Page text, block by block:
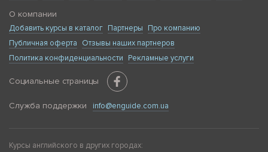
О компании
Добавить курсы в каталог Партнеры
Про компанию
Публичная оферта
Отзывы наших партнеров
Политика конфиденциальности
Рекламные услуги
Социальные страницы
Служба поддержки info@enguide.com.ua
Курсы английского в других городах: